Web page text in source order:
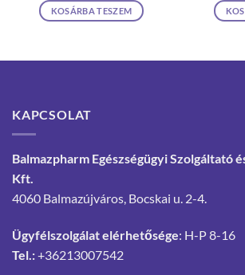
KOSÁRBA TESZEM
KAPCSOLAT
Balmazpharm Egészségügyi Szolgáltató
Kft.
4060 Balmazújváros, Bocskai u. 2-4.
Ügyfélszolgálat elérhetősége: H-P 8-16
Tel.:+36213007542